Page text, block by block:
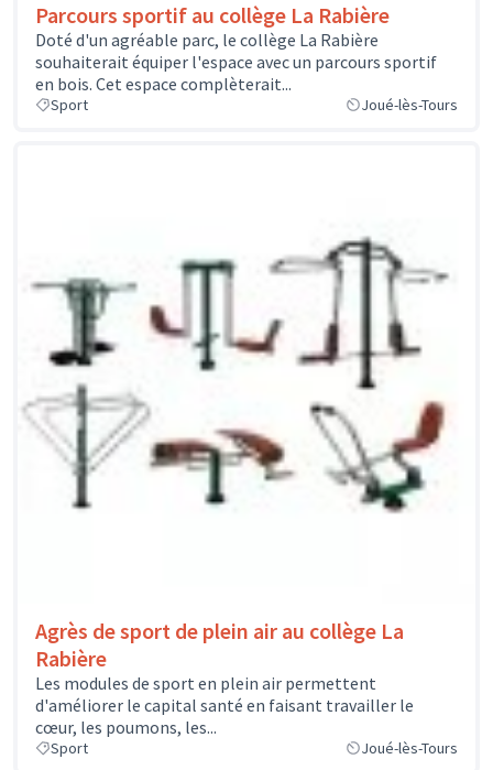
Parcours sportif au collège La Rabière
Doté d'un agréable parc, le collège La Rabière
souhaiterait équiper l'espace avec un parcours sportif
en bois. Cet espace complèterait...
Sport Joué-lès-Tours
Agrès de sport de plein air au collège La
Rabière
Les modules de sport en plein air permettent
d'améliorer le capital santé en faisant travailler le
cœur, les poumons, les...
Sport Joué-lès-Tours